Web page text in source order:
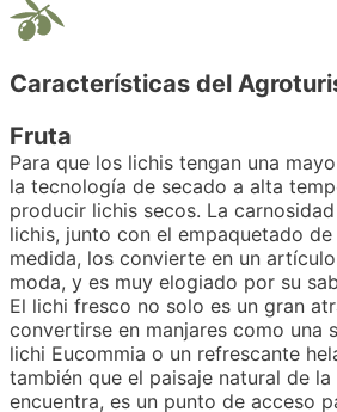
Características del
Fruta
Para que los lichis tengan una
la tecnología de secado a alta
producir lichis secos. La
lichis, junto con el empaquetado
medida, los convierte en un
moda, y es muy elogiado por su
El lichi fresco no solo es un gran
convertirse en manjares como una
lichi Eucommia o un refrescante
también que el paisaje natural de
encuentra, es un punto de acceso